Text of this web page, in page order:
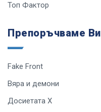
Топ Фактор
Препоръчваме Ви
Fake Front
Вяра и демони
Досиетата Х